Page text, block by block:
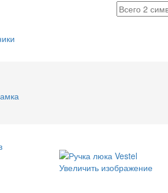
Увеличить изображение